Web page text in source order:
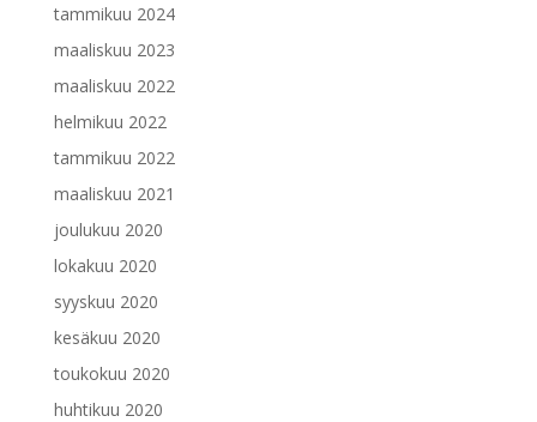
tammikuu 2024
maaliskuu 2023
maaliskuu 2022
helmikuu 2022
tammikuu 2022
maaliskuu 2021
joulukuu 2020
lokakuu 2020
syyskuu 2020
kesäkuu 2020
toukokuu 2020
huhtikuu 2020